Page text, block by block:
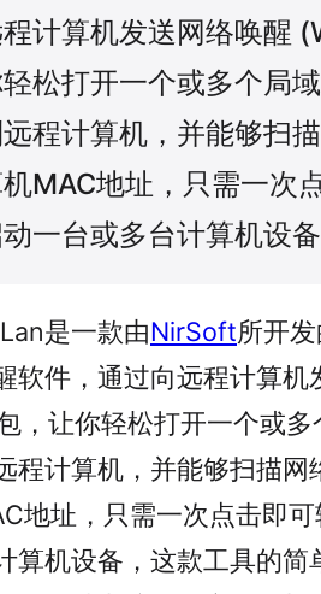
计算机发送网络唤醒
松打开一个或多个局
程计算机，并能够扫
MAC地址，只需一次
一台或多台计算机设
是一款由NirSoft所开
软件，通过向远程计算机
，让你轻松打开一个或
程计算机，并能够扫描网
地址，只需一次点击即
算机设备，这款工具的简